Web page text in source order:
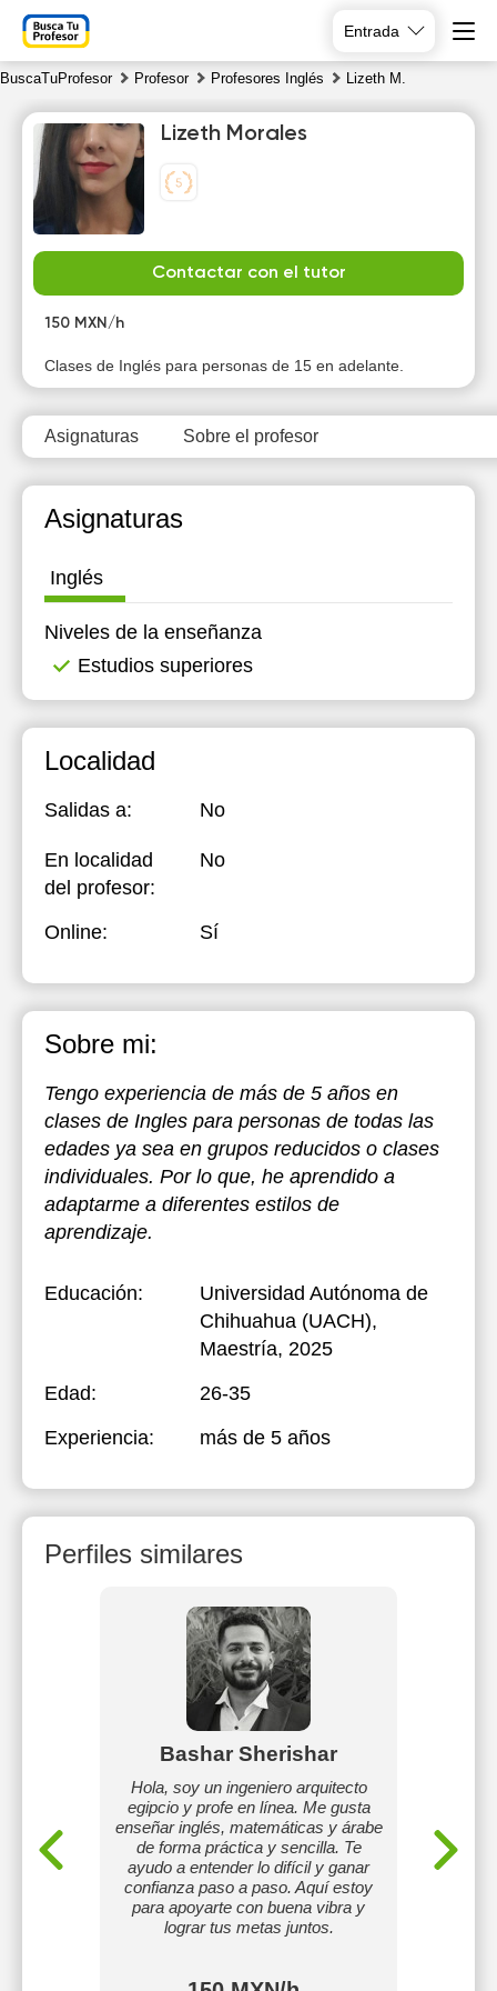
Entrada
BuscaTuProfesor Profesor Profesores Inglés Lizeth M.
Lizeth Morales
Contactar con el tutor
150 MXN/h
Clases de Inglés para personas de 15 en adelante.
Asignaturas Sobre el profesor
Asignaturas
Inglés
Niveles de la enseñanza
Estudios superiores
Localidad
Salidas a: No
En localidad
del profesor:
No
Online: Sí
Sobre mi:
Tengo experiencia de más de 5 años en
clases de Ingles para personas de todas las
edades ya sea en grupos reducidos o clases
individuales. Por lo que, he aprendido a
adaptarme a diferentes estilos de
aprendizaje.
Educación:
Universidad Autónoma de
Chihuahua (UACH),
Maestría, 2025
Edad:
26-35
Experiencia:
más de 5 años
Perfiles similares
en
basico
Bashar Sherishar
Hola, soy un ingeniero arquitecto
egipcio y profe en línea. Me gusta
enseñar inglés, matemáticas y árabe
de forma práctica y sencilla. Te
ayudo a entender lo difícil y ganar
confianza paso a paso. Aquí estoy
para apoyarte con buena vibra y
lograr tus metas juntos.
7
Sa
8
Su
9
10